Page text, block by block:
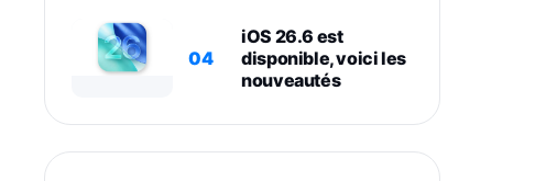
04
iOS 26.6 est
disponible, voici les
nouveautés